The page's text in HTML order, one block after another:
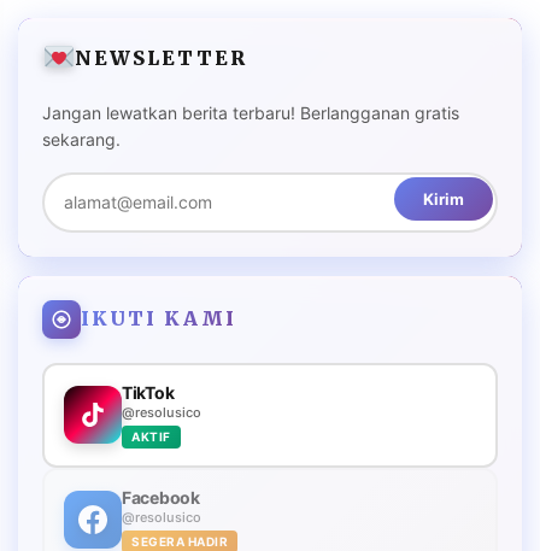
NEWSLETTER
Jangan lewatkan berita terbaru! Berlangganan gratis
sekarang.
Kirim
IKUTI KAMI
TikTok
@resolusico
AKTIF
Facebook
@resolusico
SEGERA HADIR